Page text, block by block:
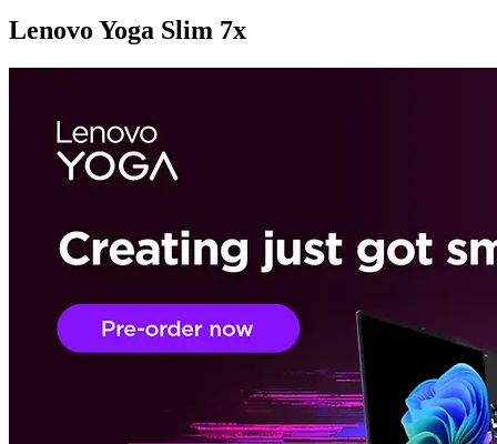
Lenovo Yoga Slim 7x